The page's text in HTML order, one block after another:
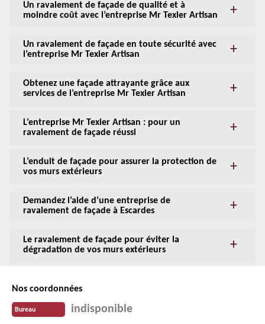
Un ravalement de façade de qualité et à
moindre coût avec l’entreprise Mr Texier Artisan
Un ravalement de façade en toute sécurité avec
l’entreprise Mr Texier Artisan
Obtenez une façade attrayante grâce aux
services de l’entreprise Mr Texier Artisan
L’entreprise Mr Texier Artisan : pour un
ravalement de façade réussi
L’enduit de façade pour assurer la protection de
vos murs extérieurs
Demandez l’aide d’une entreprise de
ravalement de façade à Escardes
Le ravalement de façade pour éviter la
dégradation de vos murs extérieurs
Nos coordonnées
Bureau indisponible